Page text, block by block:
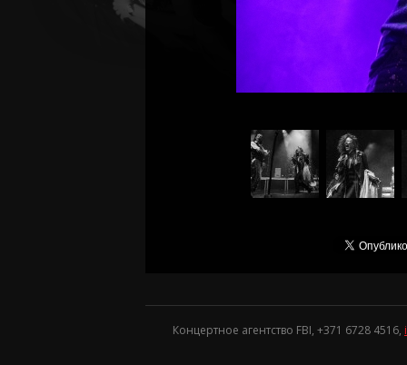
Концертное агентство FBI, +371 6728 4516,